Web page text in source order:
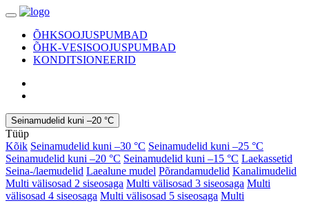
ÕHKSOOJUSPUMBAD
ÕHK-VESISOOJUSPUMBAD
KONDITSIONEERID
Seinamudelid kuni –20 °C
Tüüp
Kõik Seinamudelid kuni –30 °C Seinamudelid kuni –25 °C
Seinamudelid kuni –20 °C Seinamudelid kuni –15 °C Laekassetid
Seina-/laemudelid Laealune mudel Põrandamudelid Kanalimudelid
Multi välisosad 2 siseosaga Multi välisosad 3 siseosaga Multi
välisosad 4 siseosaga Multi välisosad 5 siseosaga Multi